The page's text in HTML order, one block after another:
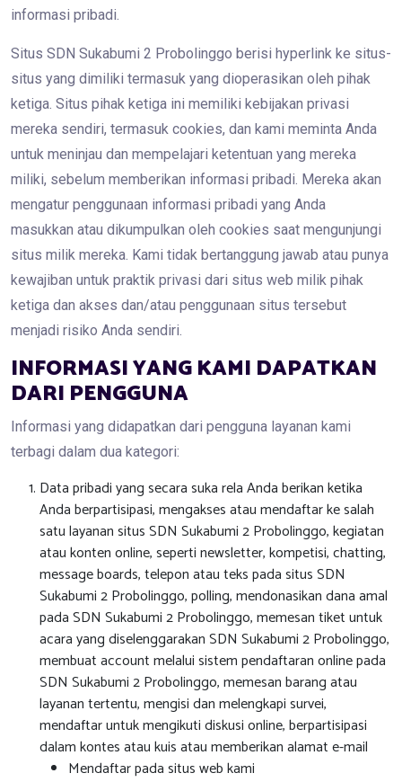
informasi pribadi.
Situs SDN Sukabumi 2 Probolinggo berisi hyperlink ke situs-
situs yang dimiliki termasuk yang dioperasikan oleh pihak
ketiga. Situs pihak ketiga ini memiliki kebijakan privasi
mereka sendiri, termasuk cookies, dan kami meminta Anda
untuk meninjau dan mempelajari ketentuan yang mereka
miliki, sebelum memberikan informasi pribadi. Mereka akan
mengatur penggunaan informasi pribadi yang Anda
masukkan atau dikumpulkan oleh cookies saat mengunjungi
situs milik mereka. Kami tidak bertanggung jawab atau punya
kewajiban untuk praktik privasi dari situs web milik pihak
ketiga dan akses dan/atau penggunaan situs tersebut
menjadi risiko Anda sendiri.
INFORMASI YANG KAMI DAPATKAN
DARI PENGGUNA
Informasi yang didapatkan dari pengguna layanan kami
terbagi dalam dua kategori:
Data pribadi yang secara suka rela Anda berikan ketika
Anda berpartisipasi, mengakses atau mendaftar ke salah
satu layanan situs SDN Sukabumi 2 Probolinggo, kegiatan
atau konten online, seperti newsletter, kompetisi, chatting,
message boards, telepon atau teks pada situs SDN
Sukabumi 2 Probolinggo, polling, mendonasikan dana amal
pada SDN Sukabumi 2 Probolinggo, memesan tiket untuk
acara yang diselenggarakan SDN Sukabumi 2 Probolinggo,
membuat account melalui sistem pendaftaran online pada
SDN Sukabumi 2 Probolinggo, memesan barang atau
layanan tertentu, mengisi dan melengkapi survei,
mendaftar untuk mengikuti diskusi online, berpartisipasi
dalam kontes atau kuis atau memberikan alamat e-mail
Mendaftar pada situs web kami